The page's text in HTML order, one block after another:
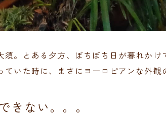
須。とある夕方、ぼちぼち日が暮れか
ていた時に、まさにヨーロピアンな外観
きない。。。